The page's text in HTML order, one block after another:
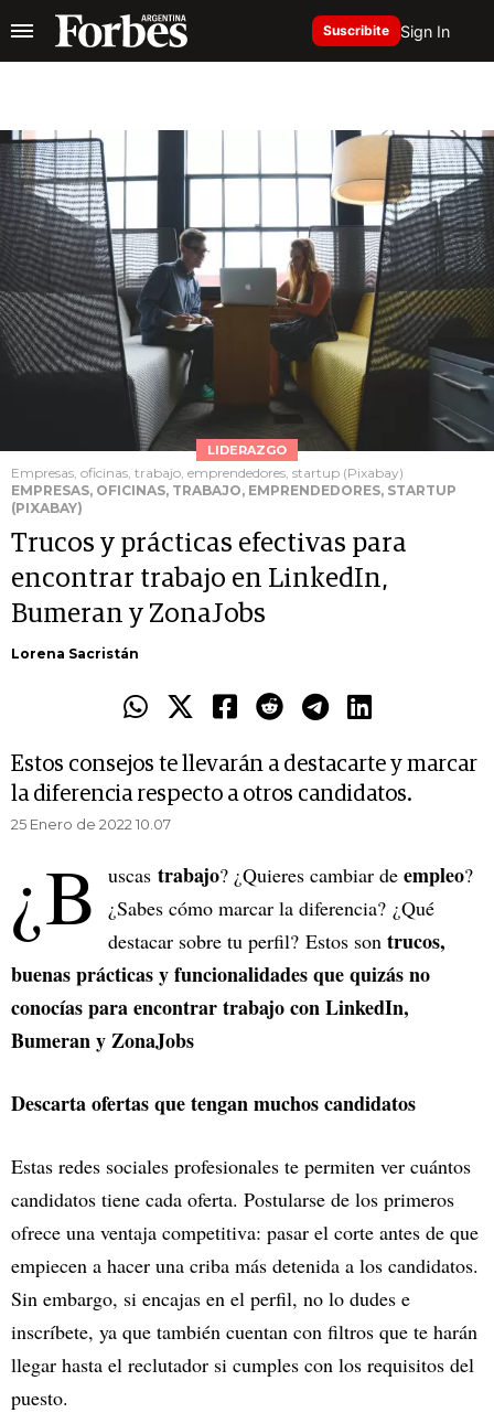
Suscribite Sign In
LIDERAZGO
Empresas, oficinas, trabajo, emprendedores, startup (Pixabay)
EMPRESAS, OFICINAS, TRABAJO, EMPRENDEDORES, STARTUP
(PIXABAY)
Trucos y prácticas efectivas para
encontrar trabajo en LinkedIn,
Bumeran y ZonaJobs
Lorena Sacristán
Estos consejos te llevarán a destacarte y marcar
la diferencia respecto a otros candidatos.
25 Enero de 2022 10.07
¿B uscas trabajo? ¿Quieres cambiar de empleo?
¿Sabes cómo marcar la diferencia? ¿Qué
destacar sobre tu perfil? Estos son trucos,
buenas prácticas y funcionalidades que quizás no
conocías para encontrar trabajo con LinkedIn,
Bumeran y ZonaJobs
Descarta ofertas que tengan muchos candidatos
Estas redes sociales profesionales te permiten ver cuántos
candidatos tiene cada oferta. Postularse de los primeros
ofrece una ventaja competitiva: pasar el corte antes de que
empiecen a hacer una criba más detenida a los candidatos.
Sin embargo, si encajas en el perfil, no lo dudes e
inscríbete, ya que también cuentan con filtros que te harán
llegar hasta el reclutador si cumples con los requisitos del
puesto.